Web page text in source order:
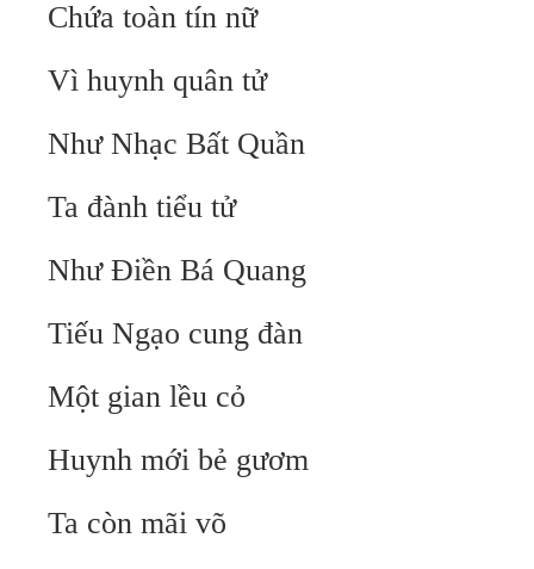
Chứa toàn tín nữ
Vì huynh quân tử
Như Nhạc Bất Quần
Ta đành tiểu tử
Như Điền Bá Quang
Tiếu Ngạo cung đàn
Một gian lều cỏ
Huynh mới bẻ gươm
Ta còn mãi võ